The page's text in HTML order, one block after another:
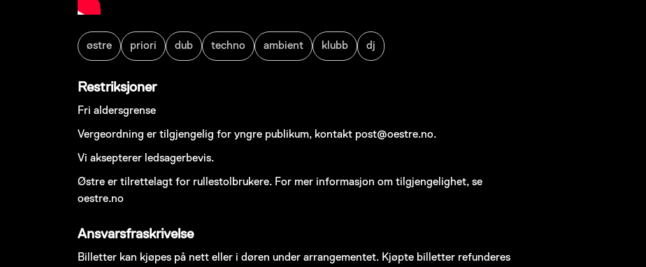
østre priori dub techno ambient klubb dj
Restriksjoner
Fri aldersgrense
Vergeordning er tilgjengelig for yngre publikum, kontakt post@oestre.no.
Vi aksepterer ledsagerbevis.
Østre er tilrettelagt for rullestolbrukere. For mer informasjon om tilgjengelighet, se
oestre.no
Ansvarsfraskrivelse
Billetter kan kjøpes på nett eller i døren under arrangementet. Kjøpte billetter refunderes